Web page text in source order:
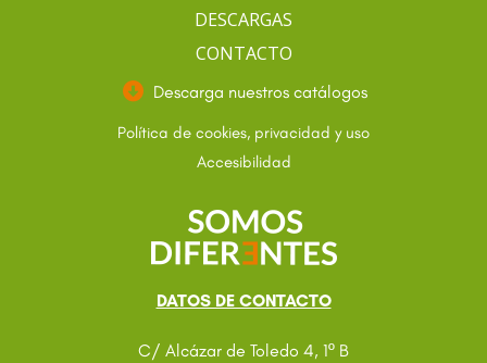
DESCARGAS
CONTACTO
Descarga nuestros catálogos
Política de cookies, privacidad y uso
Accesibilidad
DATOS DE CONTACTO
C/ Alcázar de Toledo 4, 1º B